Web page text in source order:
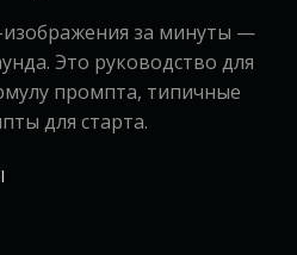
изображения за минуты —
Это руководство для
промпта, типичные
для старта.